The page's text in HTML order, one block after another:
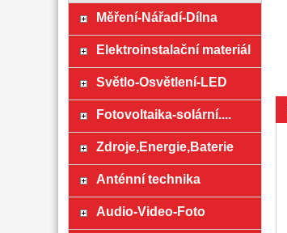
Měření-Nářadí-Dílna
Elektroinstalační materiál
Světlo-Osvětlení-LED
Fotovoltaika-solární....
Zdroje,Energie,Baterie
Anténní technika
Audio-Video-Foto